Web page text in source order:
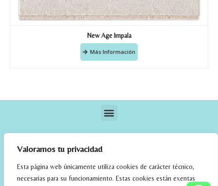
Valoramos tu privacidad
Esta página web únicamente utiliza cookies de carácter técnico,
necesarias para su funcionamiento. Estas cookies están exentas
New Age Impala
Más Información
elrincondefehmi.com © 2023. Designed By W Media